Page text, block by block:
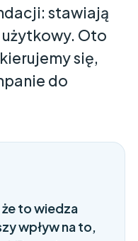
stawiają
Oto
się,
do
to wiedza
wpływ na to,